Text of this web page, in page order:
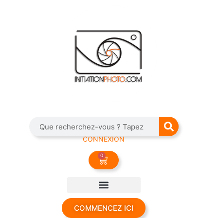
CONNEXION
0
COMMENCEZ ICI